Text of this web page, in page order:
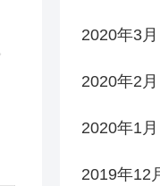
2020年3月
2020年2月
2020年1月
2019年12